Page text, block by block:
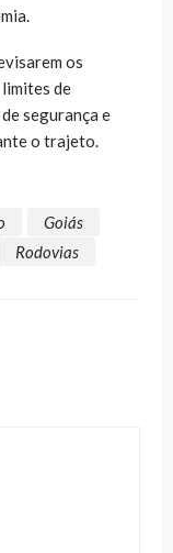
os
de
segurança e
o trajeto.
Goiás
Rodovias